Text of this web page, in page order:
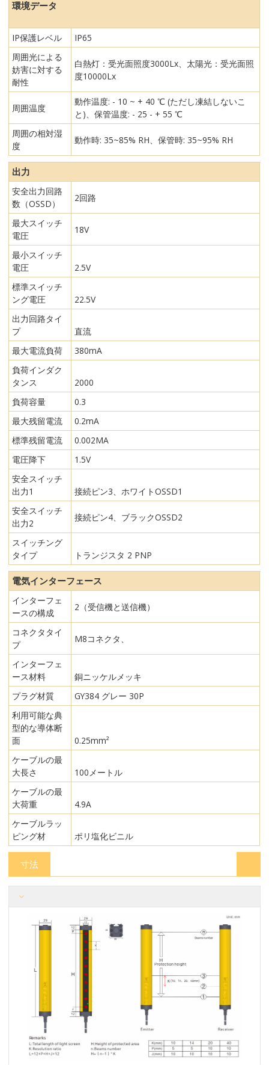
環境データ
IP保護レベル
IP65
周囲光による
妨害に対する
耐性
白熱灯：受光面照度3000Lx、太陽光：受光面照
度10000Lx
周囲温度
動作温度: - 10 ~ + 40 ℃ (ただし凍結しないこ
と)、保管温度: - 25 - + 55 ℃
周囲の相対湿
度
動作時: 35~85% RH、保管時: 35~95% RH
出力
安全出力回路
数（OSSD）
2回路
最大スイッチ
電圧
18V
最小スイッチ
電圧
2.5V
標準スイッチ
ング電圧
22.5V
出力回路タイ
プ
直流
最大電流負荷
380mA
負荷インダク
タンス
2000
負荷容量
0.3
最大残留電流
0.2mA
標準残留電流
0.002MA
電圧降下
1.5V
安全スイッチ
出力1
接続ピン3、ホワイトOSSD1
安全スイッチ
出力2
接続ピン4、ブラックOSSD2
スイッチング
タイプ
トランジスタ 2 PNP
電気インターフェース
インターフェ
ースの構成
2（受信機と送信機）
コネクタタイ
プ
M8コネクタ、
インターフェ
ース材料
銅ニッケルメッキ
プラグ材質
GY384 グレー 30P
利用可能な典
型的な導体断
面
0.25mm²
ケーブルの最
大長さ
100メートル
ケーブルの最
大荷重
4.9A
ケーブルラッ
ピング材
ポリ塩化ビニル
寸法